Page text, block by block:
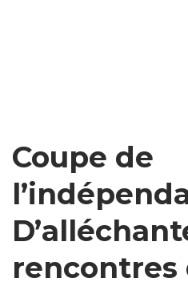
Coupe de
rencontres